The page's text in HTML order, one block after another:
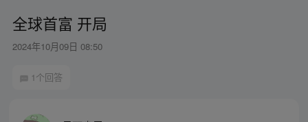
全球首富 开局
2024年10月09日 08:50
1个回答